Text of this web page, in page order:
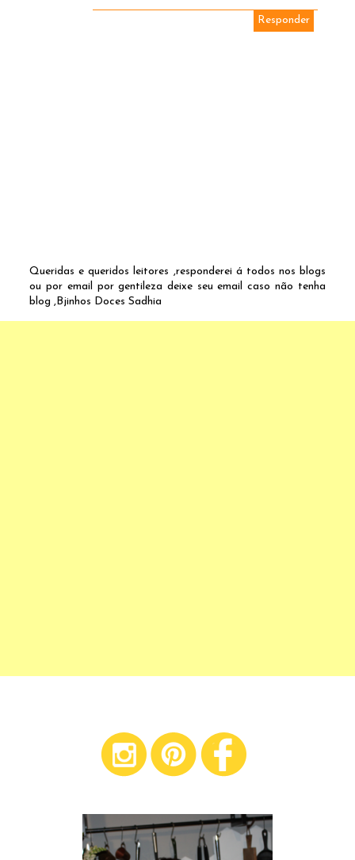
Responder
Queridas e queridos leitores ,responderei á todos nos blogs
ou por email por gentileza deixe seu email caso não tenha
blog ,Bjinhos Doces Sadhia